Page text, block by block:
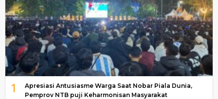
1
Apresiasi Antusiasme Warga Saat Nobar Piala Dunia,
Pemprov NTB puji Keharmonisan Masyarakat